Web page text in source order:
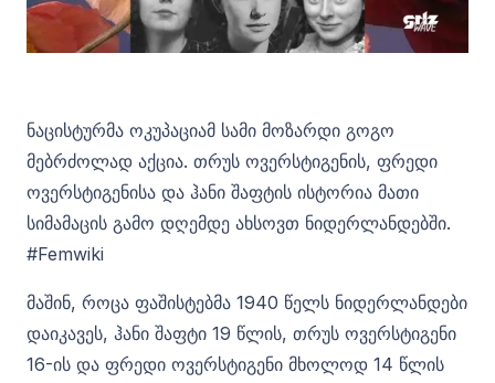
ნაცისტურმა ოკუპაციამ სამი მოზარდი გოგო
მებრძოლად აქცია. თრუს ოვერსტიგენის, ფრედი
ოვერსტიგენისა და ჰანი შაფტის ისტორია მათი
სიმამაცის გამო დღემდე ახსოვთ ნიდერლანდებში.
#Femwiki
მაშინ, როცა ფაშისტებმა 1940 წელს ნიდერლანდები
დაიკავეს, ჰანი შაფტი 19 წლის, თრუს ოვერსტიგენი
16-ის და ფრედი ოვერსტიგენი მხოლოდ 14 წლის